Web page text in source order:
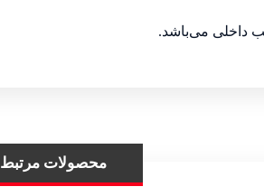
داخلی می‌باشد.
محصولات مرتبط